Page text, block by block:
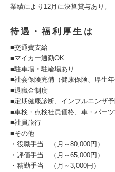
業績により12月に決算賞与あり。
待遇・福利厚生は
■交通費支給
■マイカー通勤OK
■駐車場・駐輪場あり
■社会保険完備（健康保険、厚生
■退職金制度
■定期健康診断、インフルエンザ
■車検・点検社員価格、車・パー
■社員旅行
■その他
・役職手当 （月～80,000円）
・評価手当 （月～65,000円）
・精勤手当 （月～3,000円）